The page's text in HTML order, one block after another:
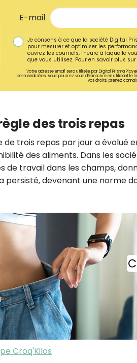
E-mail
Je consens à ce que la société Digital
pour mesurer et optimiser les
ouvrez les courriels, l'heure à laquelle
que vous utilisez. Pour en savoir plus
Votre adresse email sera utilisée par Digital Prisma
personnalisées. Vous pourrez vous désinscrire en utilisant le
vos droits, prenez
des trois repas
de trois repas par jour a
des aliments. Dans les
de travail dans les champs,
persisté, devenant une norme
Croq'Kilos